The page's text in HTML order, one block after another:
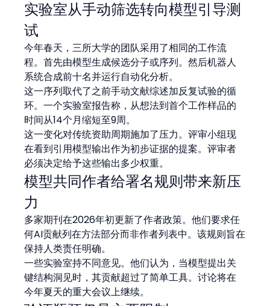
实验室从手动筛选转向模型引导测
试
今年春天，三所大学的团队采用了相同的工作流
程。首先由模型生成候选分子或序列。然后机器人
系统合成前十名并运行自动化分析。
这一序列取代了之前手动文献综述加反复试验的循
环。一个实验室报告称，从想法到首个工作样品的
时间从14个月缩短至9周。
这一变化对传统资助周期施加了压力。评审小组现
在看到引用模型输出作为初步证据的提案。评审者
必须决定给予这些输出多少权重。
模型共同作者给署名规则带来新压
力
多家期刊在2026年初更新了作者政策。他们要求任
何AI贡献列在方法部分而非作者列表中。该规则旨在
保持人类责任明确。
一些实验室持不同意见。他们认为，当模型提出关
键结构洞见时，其贡献超过了简单工具。讨论将在
今年夏天的重大会议上继续。